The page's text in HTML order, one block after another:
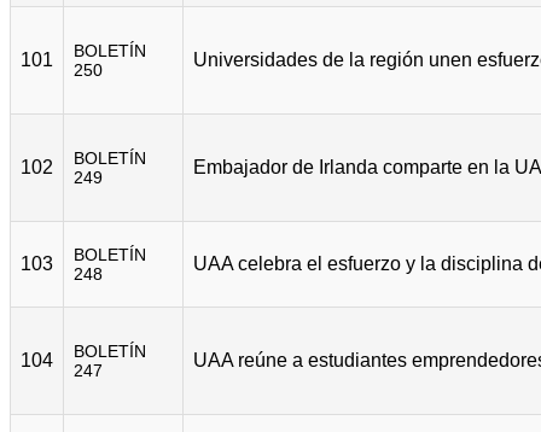
101
BOLETÍN
250
102
BOLETÍN
249
103
BOLETÍN
248
104
BOLETÍN
247